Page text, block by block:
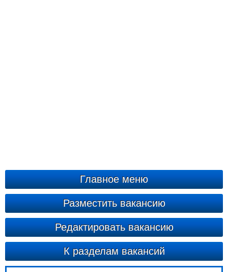
Главное меню
Разместить вакансию
Редактировать вакансию
К разделам вакансий